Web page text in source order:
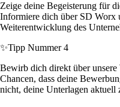
Zeige deine Begeisterung für
Informiere dich über SD Worx
Weiterentwicklung des
✨Tipp Nummer 4
Bewirb dich direkt über unsere
Chancen, dass deine
nicht, deine Unterlagen aktuell